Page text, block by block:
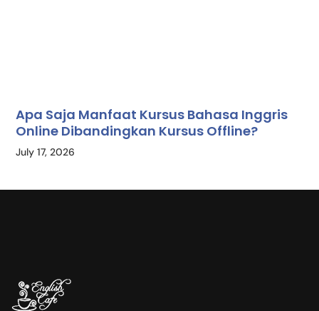
Apa Saja Manfaat Kursus Bahasa Inggris
Online Dibandingkan Kursus Offline?
July 17, 2026